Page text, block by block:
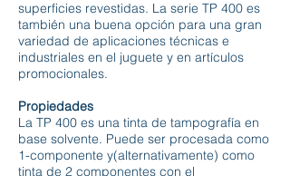
superficies revestidas. La serie TP 400 es
también una buena opción para una gran
variedad de aplicaciones técnicas e
industriales en el juguete y en artículos
promocionales.
Propiedades
La TP 400 es una tinta de tampografía en
base solvente. Puede ser procesada como
1-componente y(alternativamente) como
tinta de 2 componentes con el